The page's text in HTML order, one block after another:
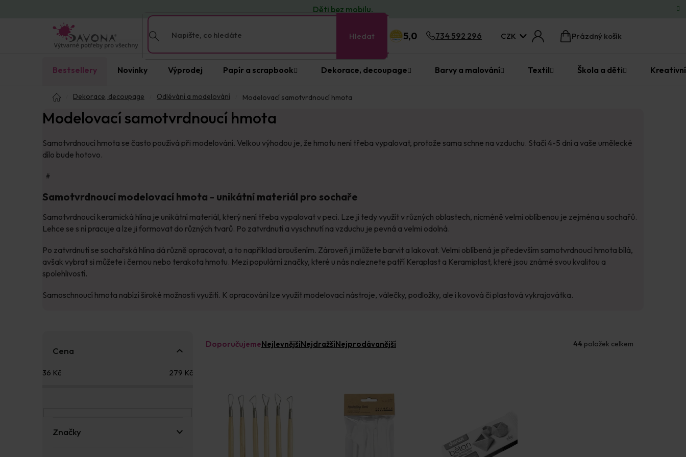
Děti bez mobilu.
Hledat 5,0 CZK
Nákupní
Prázdný košík
734 592 296
Bestsellery Novinky Výprodej Papír a scrapbook Dekorace, decoupage Barvy a malování Textil Škola a děti
Dekorace, decoupage Odlévání a modelování Modelovací samotvrdnoucí hmota
Modelovací samotvrdnoucí hmota
Samotvrdnoucí hmota se často používá při modelování. Velkou výhodou je, že hmotu není třeba vypalovat, protože sama schne na vzduchu. Stačí 4-5 dní a vaše umělecké
dílo bude hotovo.
#
Samotvrdnoucí modelovací hmota - unikátní materiál pro sochaře
Samotvrdnoucí keramická hlína je unikátní materiál, který není třeba vypalovat v peci. Lze ji tedy využít v různých oblastech, nicméně velmi oblíbenou je zejména u sochařů.
Lehce se s ní pracuje a lze ji formovat do různých tvarů. Po zatvrdnutí a vyschnutí na vzduchu je pevná a velmi odolná.
Po zatvrdnutí se sochařská hlína dá různě opracovat, a to například broušením. Zároveň ji můžete barvit a lakovat. Velmi oblíbená je především samotvrdnoucí hmota bílá,
avšak vybrat si můžete i černou nebo terakota hmotu. Mezi populární značky, které u nás naleznete patří Keraplast a Keramiplast, které jsou známé svou kvalitou a
spolehlivostí.
Samoschnoucí hmota nabízí široké možnosti využití. K opracování lze využít modelovací nástroje, válečky, podložky, ale i kovová či plastová vykrajovátka.
t
Cena
36 Kč 279 Kč
Značky
a
DoporučujemeNejlevnějšíNejdražšíNejprodávanější 44 položek celkem